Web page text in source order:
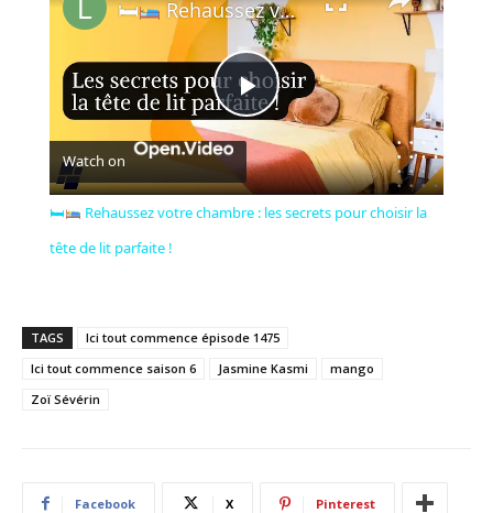
Play
Video
🛏 Rehaussez votre chambre : les secrets pour choisir la tête de lit parfaite !
Watch on
🛏
Rehaussez votre chambre : les secrets pour choisir la
tête de lit parfaite !
TAGS
Ici tout commence épisode 1475
Ici tout commence saison 6
Jasmine Kasmi
mango
Zoï Sévérin
Facebook X Pinterest